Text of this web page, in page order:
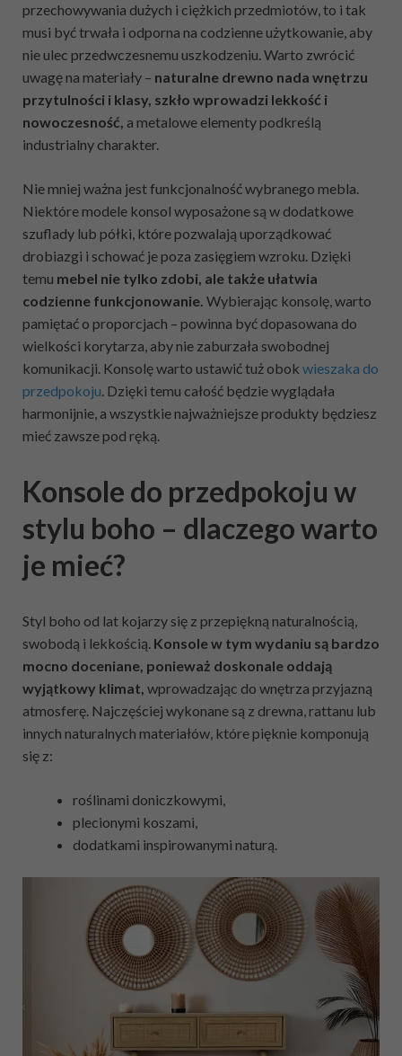
przechowywania dużych i ciężkich przedmiotów, to i tak
musi być trwała i odporna na codzienne użytkowanie, aby
nie ulec przedwczesnemu uszkodzeniu. Warto zwrócić
uwagę na materiały – naturalne drewno nada wnętrzu
przytulności i klasy, szkło wprowadzi lekkość i
nowoczesność, a metalowe elementy podkreślą
industrialny charakter.
Nie mniej ważna jest funkcjonalność wybranego mebla.
Niektóre modele konsol wyposażone są w dodatkowe
szuflady lub półki, które pozwalają uporządkować
drobiazgi i schować je poza zasięgiem wzroku. Dzięki
temu mebel nie tylko zdobi, ale także ułatwia
codzienne funkcjonowanie. Wybierając konsolę, warto
pamiętać o proporcjach – powinna być dopasowana do
wielkości korytarza, aby nie zaburzała swobodnej
komunikacji. Konsolę warto ustawić tuż obok wieszaka do
przedpokoju. Dzięki temu całość będzie wyglądała
harmonijnie, a wszystkie najważniejsze produkty będziesz
mieć zawsze pod ręką.
Konsole do przedpokoju w
stylu boho – dlaczego warto
je mieć?
Styl boho od lat kojarzy się z przepiękną naturalnością,
swobodą i lekkością. Konsole w tym wydaniu są bardzo
mocno doceniane, ponieważ doskonale oddają
wyjątkowy klimat, wprowadzając do wnętrza przyjazną
atmosferę. Najczęściej wykonane są z drewna, rattanu lub
innych naturalnych materiałów, które pięknie komponują
się z:
roślinami doniczkowymi,
plecionymi koszami,
dodatkami inspirowanymi naturą.